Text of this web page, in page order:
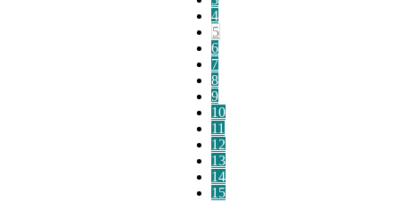
4
5
6
7
8
9
10
11
12
13
14
15